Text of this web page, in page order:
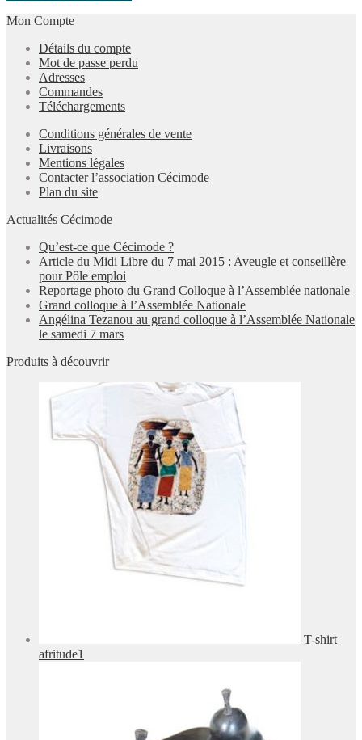
Mon Compte
Détails du compte
Mot de passe perdu
Adresses
Commandes
Téléchargements
Conditions générales de vente
Livraisons
Mentions légales
Contacter l’association Cécimode
Plan du site
Actualités Cécimode
Qu’est-ce que Cécimode ?
Article du Midi Libre du 7 mai 2015 : Aveugle et conseillère
pour Pôle emploi
Reportage photo du Grand Colloque à l’Assemblée nationale
Grand colloque à l’Assemblée Nationale
Angélina Tezanou au grand colloque à l’Assemblée Nationale
le samedi 7 mars
Produits à découvrir
T-shirt
afritude1